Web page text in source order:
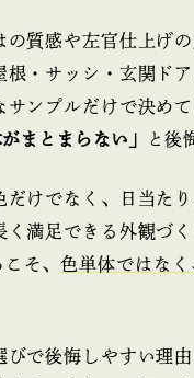
質感や左官仕上げ
・サッシ・玄関ド
ンプルだけで決めて
まとまらない」
と後
けでなく、日当た
満足できる外観づ
そ、 色単体ではな
で後悔しやすい理